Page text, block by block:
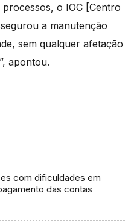
o IOC [Centro
a manutenção
sem qualquer afetação
apontou.
com dificuldades em
das contas